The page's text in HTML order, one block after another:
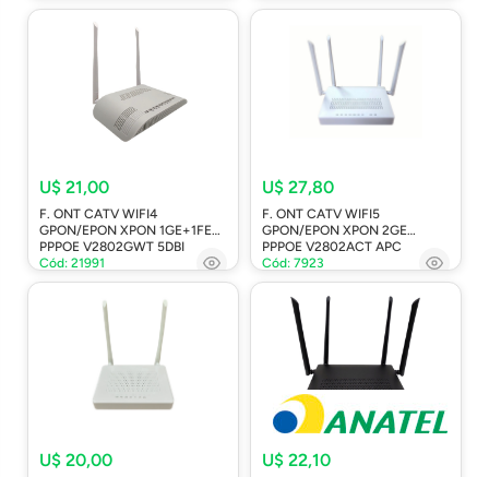
U$ 21,00
F. ONT CATV WIFI4
GPON/EPON XPON 1GE+1FE
PPPOE V2802GWT 5DBI
Cód: 21991
U$ 27,80
F. ONT CATV WIFI5
GPON/EPON XPON 2GE
PPPOE V2802ACT APC
Cód: 7923
U$ 20,00 U$ 22,10